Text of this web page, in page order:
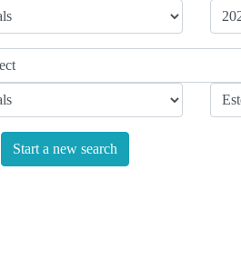
Start a new search